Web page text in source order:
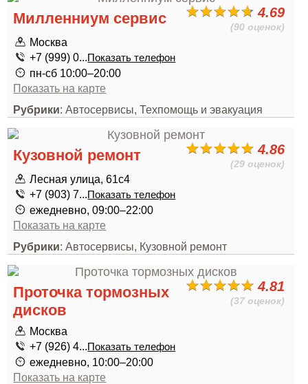
4.69
(90 оценок)
Милленниум сервис
Москва
+7 (999) 0...Показать телефон
пн-сб 10:00–20:00
Показать на карте
Рубрики: Автосервисы, Техпомощь и эвакуация
4.86
(29 оценок)
Кузовной ремонт
Лесная улица, 61с4
+7 (903) 7...Показать телефон
ежедневно, 09:00–22:00
Показать на карте
Рубрики: Автосервисы, Кузовной ремонт
4.81
(37 оценок)
Проточка тормозных
дисков
Москва
+7 (926) 4...Показать телефон
ежедневно, 10:00–20:00
Показать на карте